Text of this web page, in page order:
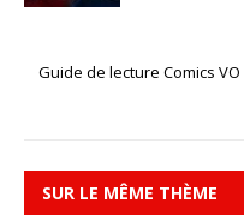
Guide de lecture Comics
SUR LE MÊME THÈME